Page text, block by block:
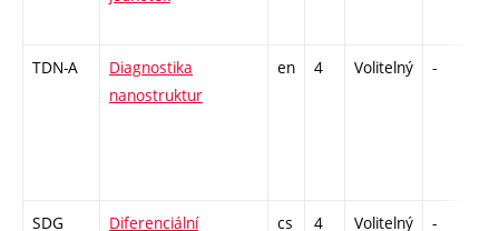
TDN-A
Diagnostika
nanostruktur
en 4 Volitelný -
SDG Diferenciální cs 4 Volitelný -